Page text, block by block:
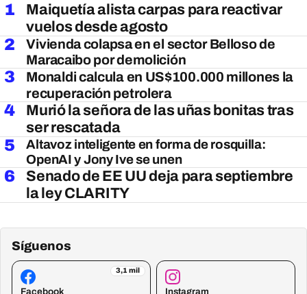
1
Maiquetía alista carpas para reactivar
vuelos desde agosto
2
Vivienda colapsa en el sector Belloso de
Maracaibo por demolición
3
Monaldi calcula en US$100.000 millones la
recuperación petrolera
4
Murió la señora de las uñas bonitas tras
ser rescatada
5
Altavoz inteligente en forma de rosquilla:
OpenAI y Jony Ive se unen
6
Senado de EE UU deja para septiembre
la ley CLARITY
Síguenos
3,1 mil
Facebook Instagram